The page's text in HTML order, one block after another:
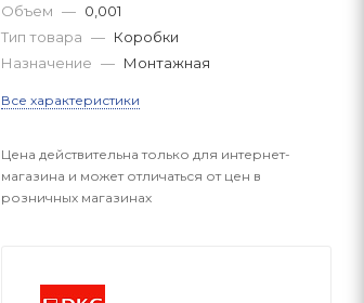
Объем — 0,001
Тип товара — Коробки
Назначение — Монтажная
Все характеристики
Цена действительна только для интернет-
магазина и может отличаться от цен в
розничных магазинах